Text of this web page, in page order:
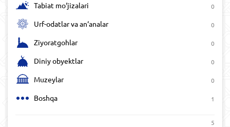
Tabiat mo‘jizalari 0
Urf-odatlar va an‘analar 0
Ziyoratgohlar 0
Diniy obyektlar 0
Muzeylar 0
Boshqa 1
5